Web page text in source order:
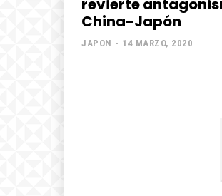
revierte
China-Japón
JAPON - 14 MARZO, 2020